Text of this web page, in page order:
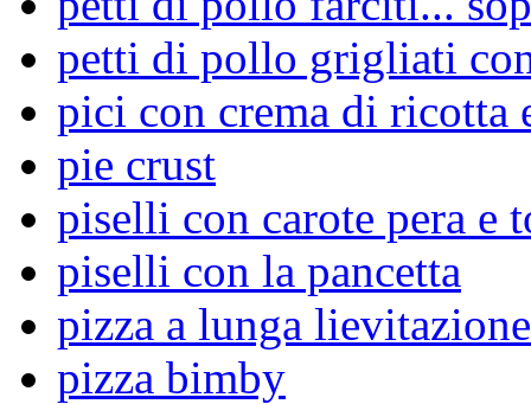
petti di pollo grigliati
pici con crema di ricotta
pie crust
piselli con carote pera e
piselli con la pancetta
pizza a lunga lievitazione
pizza bimby